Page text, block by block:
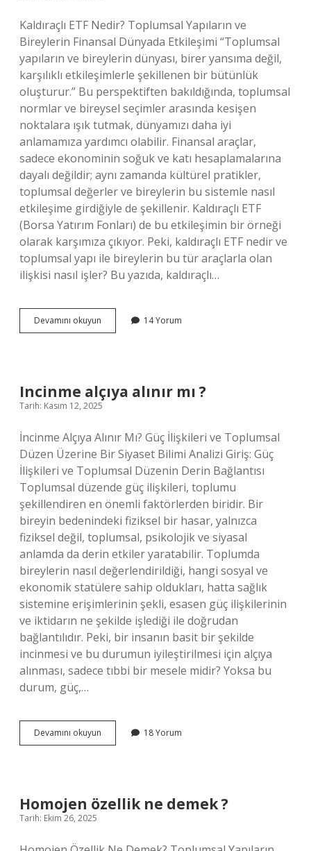
Kaldıraçlı ETF Nedir? Toplumsal Yapıların ve
Bireylerin Finansal Dünyada Etkileşimi “Toplumsal
yapıların ve bireylerin dünyası, birer yansıma değil,
karşılıklı etkileşimlerle şekillenen bir bütünlük
oluşturur.” Bu perspektiften bakıldığında, toplumsal
normlar ve bireysel seçimler arasında kesişen
noktalara ışık tutmak, dünyamızı daha iyi
anlamamıza yardımcı olabilir. Finansal araçlar,
sadece ekonominin soğuk ve katı hesaplamalarına
dayalı değildir; aynı zamanda kültürel pratikler,
toplumsal değerler ve bireylerin bu sistemle nasıl
etkileşime girdiğiyle de şekillenir. Kaldıraçlı ETF
(Borsa Yatırım Fonları) de bu etkileşimin bir örneği
olarak karşımıza çıkıyor. Peki, kaldıraçlı ETF nedir ve
toplumsal yapı ile bireylerin bu tür araçlarla olan
ilişkisi nasıl işler? Bu yazıda, kaldıraçlı…
Devamını okuyun Kaldıraçlı
işlem
14 Yorum
Incinme alçıya alınır mı ?
Tarih: Kasım 12, 2025
İncinme Alçıya Alınır Mı? Güç İlişkileri ve Toplumsal
Düzen Üzerine Bir Siyaset Bilimi Analizi Giriş: Güç
İlişkileri ve Toplumsal Düzenin Derin Bağlantısı
Toplumsal düzende güç ilişkileri, toplumu
şekillendiren en önemli faktörlerden biridir. Bir
bireyin bedenindeki fiziksel bir hasar, yalnızca
fiziksel değil, toplumsal, psikolojik ve siyasal
anlamda da derin etkiler yaratabilir. Toplumda
bireylerin nasıl değerlendirildiği, hangi sosyal ve
ekonomik statülere sahip oldukları, hatta sağlık
sistemine erişimlerinin şekli, esasen güç ilişkilerinin
ve iktidarın ne şekilde işlediği ile doğrudan
bağlantılıdır. Peki, bir insanın basit bir şekilde
incinmesi ve bu durumun iyileştirilmesi için alçıya
alınması, sadece tıbbi bir mesele midir? Yoksa bu
durum, güç,…
Devamını okuyun
alçıya
18 Yorum
Homojen özellik ne demek ?
Tarih: Ekim 26, 2025